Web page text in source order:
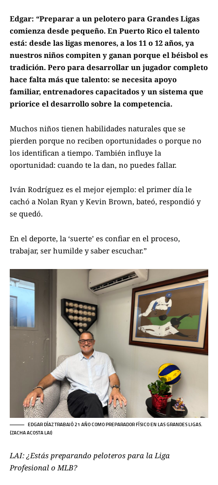
Edgar: “Preparar a un pelotero para Grandes Ligas
comienza desde pequeño. En Puerto Rico el talento
está: desde las ligas menores, a los 11 o 12 años, ya
nuestros niños compiten y ganan porque el béisbol es
tradición. Pero para desarrollar un jugador completo
hace falta más que talento: se necesita apoyo
familiar, entrenadores capacitados y un sistema que
priorice el desarrollo sobre la competencia.
Muchos niños tienen habilidades naturales que se
pierden porque no reciben oportunidades o porque no
los identifican a tiempo. También influye la
oportunidad: cuando te la dan, no puedes fallar.
Iván Rodríguez es el mejor ejemplo: el primer día le
cachó a Nolan Ryan y Kevin Brown, bateó, respondió y
se quedó.
En el deporte, la ‘suerte’ es confiar en el proceso,
trabajar, ser humilde y saber escuchar.”
EDGAR DÍAZ TRABAJÓ 21 AÑO COMO PREPARADOR FÍSICO EN LAS GRANDES LIGAS.
(ZACHA ACOSTA LAI)
LAI: ¿Estás preparando peloteros para la Liga
Profesional o MLB?